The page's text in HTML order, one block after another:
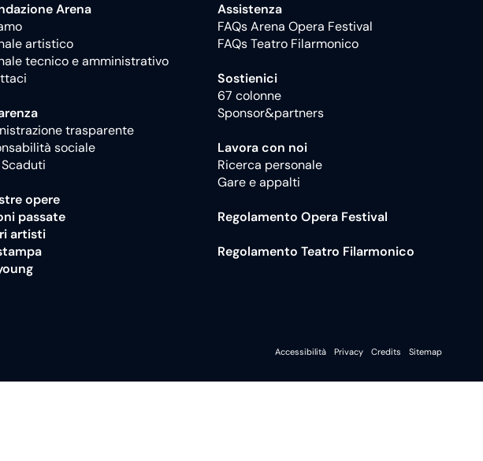
Arena
artistico
tecnico e amministrativo
trasparente
sociale
opere
passate
artisti
Assistenza
FAQs Arena Opera Festival
FAQs Teatro Filarmonico
Sostienici
67 colonne
Sponsor&partners
Lavora con noi
Ricerca personale
Gare e appalti
Regolamento Opera Festival
Regolamento Teatro Filarmonico
Accessibilità Privacy Credits Sitemap